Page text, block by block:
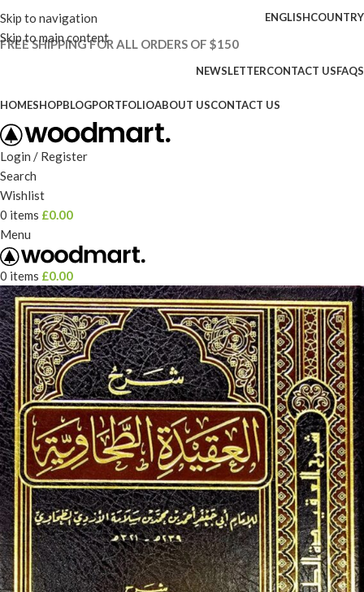
Skip to navigation
Skip to main content
ENGLISHCOUNTRY
FREE SHIPPING FOR ALL ORDERS OF $150
NEWSLETTERCONTACT USFAQS
HOMESHOPBLOGPORTFOLIOABOUT USCONTACT US
Login / Register
Search
Wishlist
0 items £0.00
Menu
0 items £0.00